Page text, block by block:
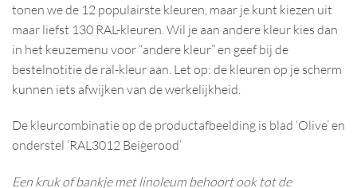
tonen we de 12 populairste kleuren, maar je kunt kiezen uit
maar liefst 130 RAL-kleuren. Wil je aan andere kleur kies dan
in het keuzemenu voor “andere kleur” en geef bij de
bestelnotitie de ral-kleur aan. Let op: de kleuren op je scherm
kunnen iets afwijken van de werkelijkheid.
De kleurcombinatie op de productafbeelding is blad ‘Olive’ en
onderstel ‘RAL3012 Beigerood’
Een kruk of bankje met linoleum behoort ook tot de